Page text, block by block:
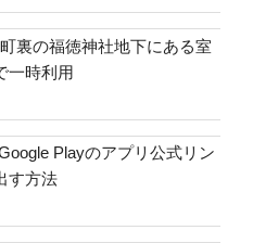
裏の福徳神社地下にある室
一時利用
Playのアプリ公式リン
す方法